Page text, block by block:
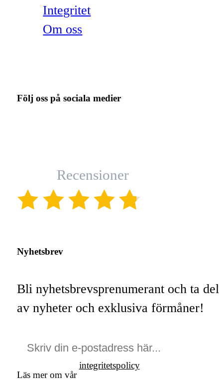
Integritet
Om oss
Följ oss på sociala medier
Recensioner
Nyhetsbrev
Bli nyhetsbrevsprenumerant och ta del
av nyheter och exklusiva förmåner!
Läs mer om vår
integritetspolicy